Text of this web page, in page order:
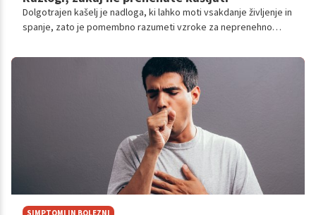
Dolgotrajen kašelj je nadloga, ki lahko moti vsakdanje življenje in
spanje, zato je pomembno razumeti vzroke za neprenehno
tujkov iz dihalnih poti, vendar obstaja več razlogov, zakaj kašelj
včasih vztraja. Če vam kašelj ne pojenja ali traja več kot nekaj
tednov, se posvetujte z zdravnikom. Poglejmo najpogostejše
SIMPTOMI IN BOLEZNI